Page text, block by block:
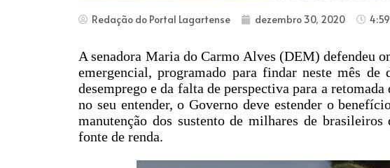
Redação do Portal Lagartense dezembro 30, 2020
A senadora Maria do Carmo Alves (DEM) defendeu
emergencial, programado para findar neste mês de
desemprego e da falta de perspectiva para a
no seu entender, o Governo deve estender o
manutenção dos sustento de milhares de
fonte de renda.